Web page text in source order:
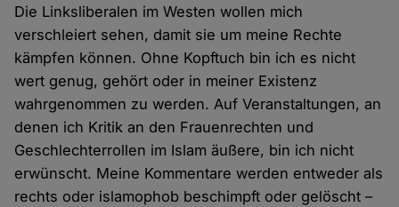
Die Linksliberalen im Westen wollen mich
verschleiert sehen, damit sie um meine Rechte
kämpfen können. Ohne Kopftuch bin ich es nicht
wert genug, gehört oder in meiner Existenz
wahrgenommen zu werden. Auf Veranstaltungen, an
denen ich Kritik an den Frauenrechten und
Geschlechterrollen im Islam äußere, bin ich nicht
erwünscht. Meine Kommentare werden entweder als
rechts oder islamophob beschimpft oder gelöscht –